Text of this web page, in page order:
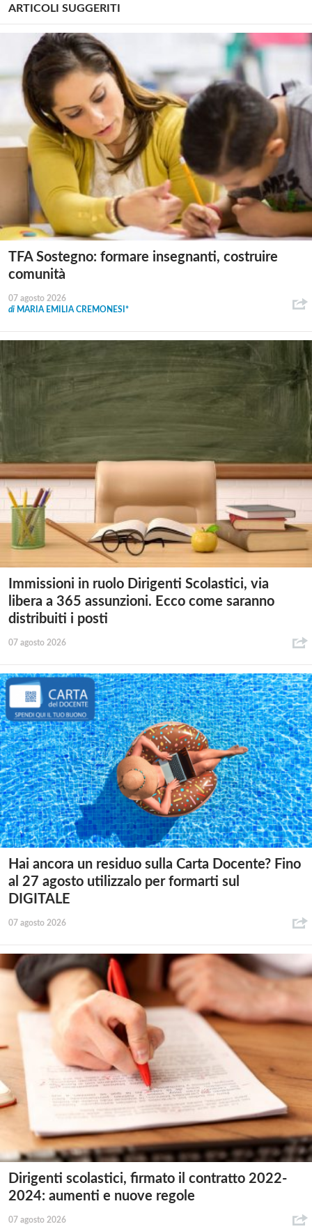
ARTICOLI SUGGERITI
TFA Sostegno: formare insegnanti, costruire
comunità
07 agosto 2026
di MARIA EMILIA CREMONESI*
Immissioni in ruolo Dirigenti Scolastici, via
libera a 365 assunzioni. Ecco come saranno
distribuiti i posti
07 agosto 2026
Hai ancora un residuo sulla Carta Docente? Fino
al 27 agosto utilizzalo per formarti sul
DIGITALE
07 agosto 2026
Dirigenti scolastici, firmato il contratto 2022-
2024: aumenti e nuove regole
07 agosto 2026